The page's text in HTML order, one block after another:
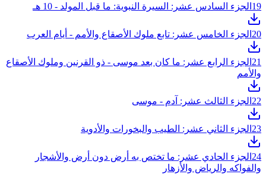
19 الجزء السادس عشر: السيرة النبوية: ما قبل المولد - 10 هـ
20 الجزء الخامس عشر: تابع ملوك الأصقاع والأمم - أيام العرب
21 الجزء الرابع عشر: ما كان بعد موسى - ذو القرنين وملوك الأصقاع
والأمم
22 الجزء الثالث عشر: آدم - موسى
23 الجزء الثاني عشر: الطيب والبخورات والأدوية
24 الجزء الحادي عشر: ما تختص به أرض دون أرض والأشجار
والفواكه والرياض والأزهار